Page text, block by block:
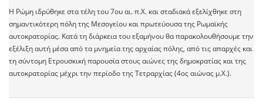
Η Ρώμη ιδρύθηκε στα τέλη του 7ου αι. π.Χ. και σταδιακά εξελίχθηκε στη
σημαντικότερη πόλη της Μεσογείου και πρωτεύουσα της Ρωμαϊκής
αυτοκρατορίας. Κατά τη διάρκεια του εξαμήνου θα παρακολουθήσουμε την
εξέλιξη αυτή μέσα από τα μνημεία της αρχαίας πόλης, από τις απαρχές και
τη σύντομη Ετρουσκική παρουσία στους αιώνες της δημοκρατίας και της
αυτοκρατορίας μέχρι την περίοδο της Τετραρχίας (4ος αιώνας μ.Χ.).